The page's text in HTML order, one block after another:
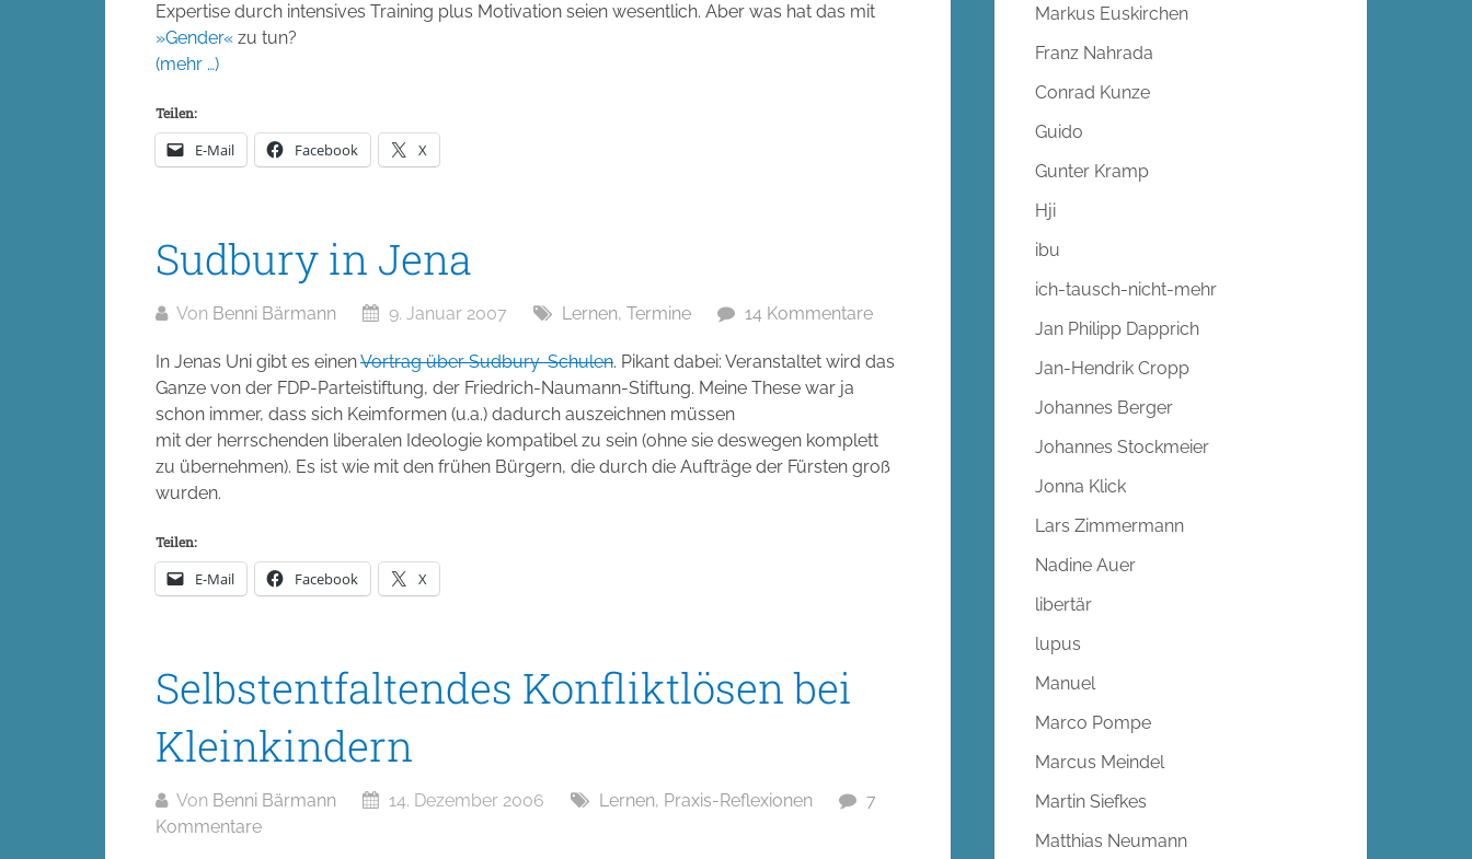
Expertise durch intensives Training plus Motivation seien wesentlich. Aber was hat das mit
»Gender« zu tun?
(mehr …)
Teilen:
E-Mail Facebook X
Sudbury in Jena
Von Benni Bärmann 9. Januar 2007 Lernen, Termine 14 Kommentare
In Jenas Uni gibt es einenVortrag über Sudbury-Schulen. Pikant dabei: Veranstaltet wird das
Ganze von der FDP-Parteistiftung, der Friedrich-Naumann-Stiftung. Meine These war ja
schon immer, dass sich Keimformen (u.a.) dadurch auszeichnen müssen
mit der herrschenden liberalen Ideologie kompatibel zu sein (ohne sie deswegen komplett
zu übernehmen). Es ist wie mit den frühen Bürgern, die durch die Aufträge der Fürsten groß
wurden.
Teilen:
E-Mail Facebook X
Selbstentfaltendes Konfliktlösen bei
Kleinkindern
Von Benni Bärmann 14. Dezember 2006 Lernen, Praxis-Reflexionen
7
Kommentare
Markus Euskirchen
Franz Nahrada
Conrad Kunze
Guido
Gunter Kramp
Hji
ibu
ich-tausch-nicht-mehr
Jan Philipp Dapprich
Jan-Hendrik Cropp
Johannes Berger
Johannes Stockmeier
Jonna Klick
Lars Zimmermann
Nadine Auer
libertär
lupus
Manuel
Marco Pompe
Marcus Meindel
Martin Siefkes
Matthias Neumann